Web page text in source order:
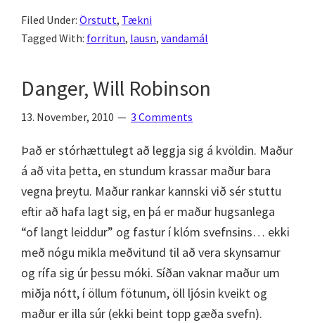
Filed Under: Örstutt, Tækni
Tagged With: forritun, lausn, vandamál
Danger, Will Robinson
13. November, 2010 3 Comments
Það er stórhættulegt að leggja sig á kvöldin. Maður
á að vita þetta, en stundum krassar maður bara
vegna þreytu. Maður rankar kannski við sér stuttu
eftir að hafa lagt sig, en þá er maður hugsanlega
“of langt leiddur” og fastur í klóm svefnsins… ekki
með nógu mikla meðvitund til að vera skynsamur
og rífa sig úr þessu móki. Síðan vaknar maður um
miðja nótt, í öllum fötunum, öll ljósin kveikt og
maður er illa súr (ekki beint topp gæða svefn).